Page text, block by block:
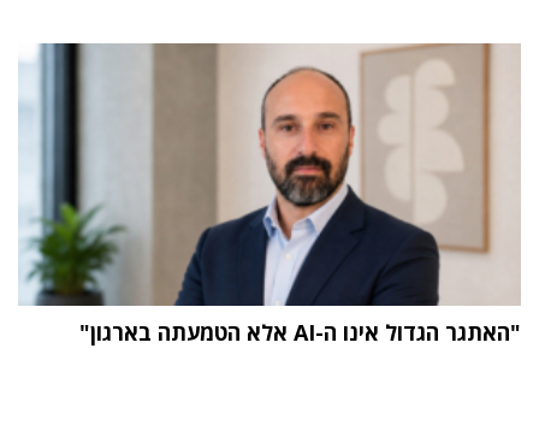
"האתגר הגדול אינו ה-AI אלא הטמעתה בארגון"